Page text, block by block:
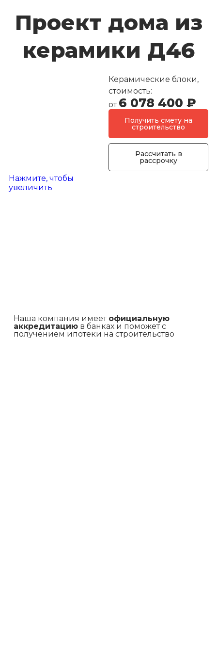
Проект дома из
керамики Д46
Нажмите, чтобы
увеличить
Керамические блоки,
стоимость:
от 6 078 400 ₽
Получить смету на
строительство
Рассчитать в
рассрочку
Наша компания имеет официальную
аккредитацию в банках и поможет с
получением ипотеки на строительство